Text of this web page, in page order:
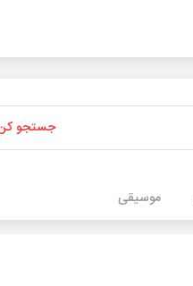
جستجو
موسیقی